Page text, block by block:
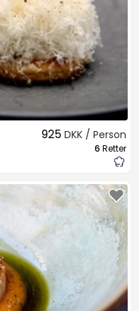
925 DKK / Person
6 Retter